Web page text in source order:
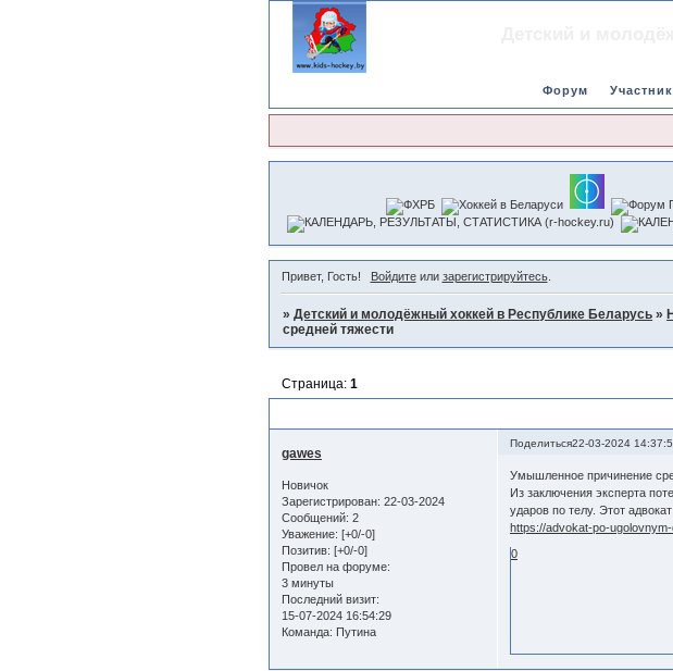
Форум
Привет, Гость! Войдитеили зарегистрируйтесь.
»Детский и молодёжный хоккей в Республике Беларусь »
средней тяжести
Страница:1
Поделиться22-03-2024
gawes
Новичок
Зарегистрирован: 22-03-2024
Сообщений: 2
Уважение: [+0/-0]
Позитив: [+0/-0]
Провел на форуме:
3 минуты
Последний визит:
15-07-2024 16:54:29
Команда: Путина
Умышленное причинение
Из заключения эксперта
ударов по телу. Этот
https://advokat-po-
0